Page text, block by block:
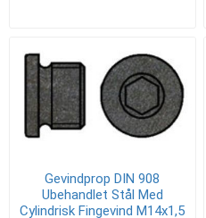
Gevindprop DIN 908
Ubehandlet Stål Med
Cylindrisk Fingevind M14x1,5